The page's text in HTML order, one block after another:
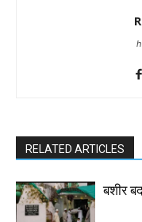
RELATED ARTICLES
बशीर